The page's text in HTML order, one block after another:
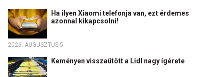
Ha ilyen Xiaomi telefonja van, ezt érdemes
azonnal kikapcsolni!
2026. AUGUSZTUS 5.
Keményen visszaütött a Lidl nagy ígérete